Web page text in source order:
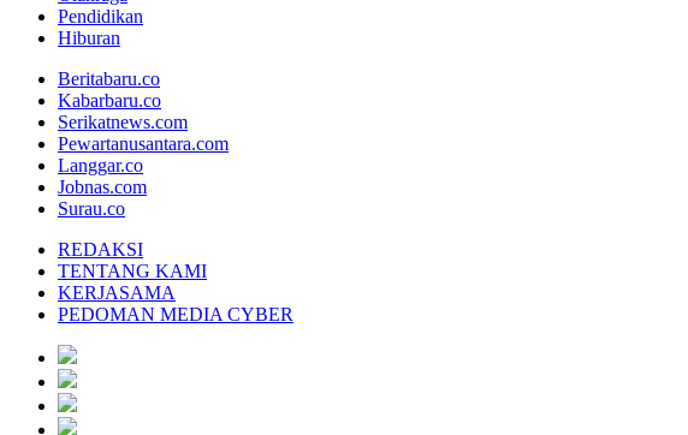
Pendidikan
Hiburan
Beritabaru.co
Kabarbaru.co
Serikatnews.com
Pewartanusantara.com
Langgar.co
Jobnas.com
Surau.co
REDAKSI
TENTANG KAMI
KERJASAMA
PEDOMAN MEDIA CYBER